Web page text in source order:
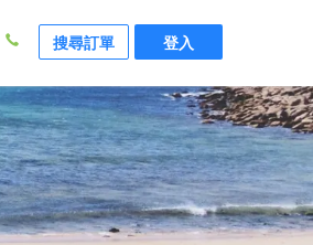
搜尋訂單 登入